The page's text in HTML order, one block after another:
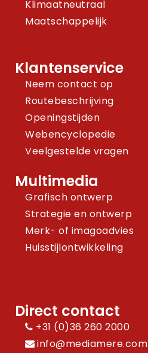
Klimaatneutraal
Maatschappelijk
Klantenservice
Neem contact op
Routebeschrijving
Openingstijden
Webencyclopedie
Veelgestelde vragen
Multimedia
Grafisch ontwerp
Strategie en ontwerp
Merk- of imagoadvies
Huisstijlontwikkeling
Direct contact
+31 (0)36 260 2000
info@mediamere.com